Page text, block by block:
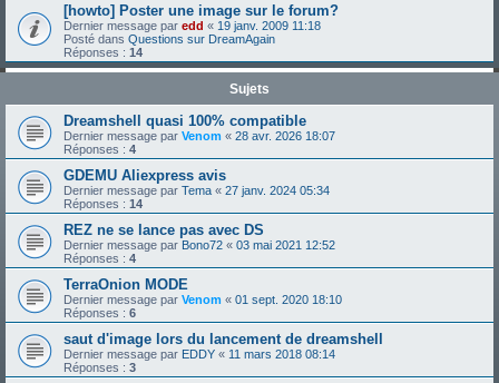
[howto] Poster une image sur le forum?
Dernier message par edd « 19 janv. 2009 11:18
Posté dans Questions sur DreamAgain
Réponses : 14
Sujets
Dreamshell quasi 100% compatible
Dernier message par Venom « 28 avr. 2026 18:07
Réponses : 4
GDEMU Aliexpress avis
Dernier message par Tema « 27 janv. 2024 05:34
Réponses : 14
REZ ne se lance pas avec DS
Dernier message par Bono72 « 03 mai 2021 12:52
Réponses : 4
TerraOnion MODE
Dernier message par Venom « 01 sept. 2020 18:10
Réponses : 6
saut d'image lors du lancement de dreamshell
Dernier message par EDDY « 11 mars 2018 08:14
Réponses : 3